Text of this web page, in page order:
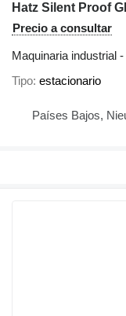
Hatz Silent Proof
Precio a consultar
Maquinaria industrial
Tipo estacionario
Países Bajos,